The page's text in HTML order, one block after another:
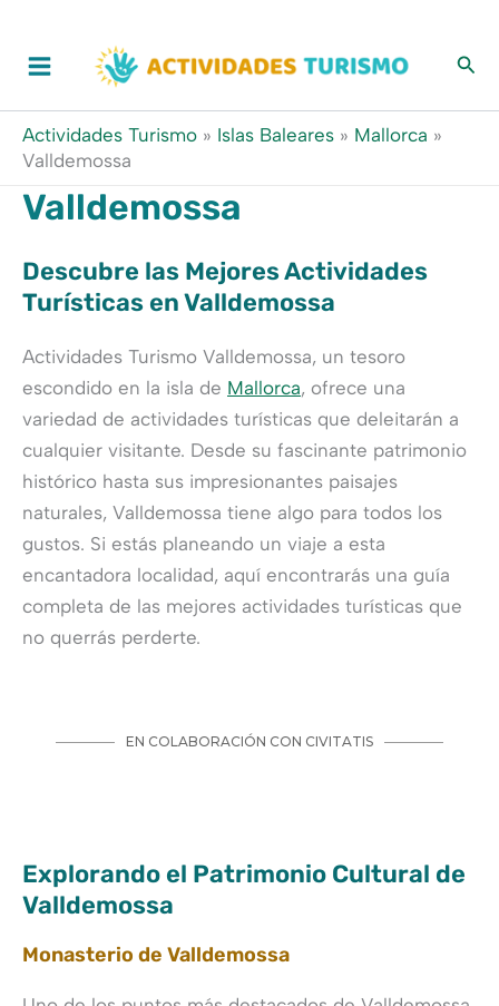
contenido
Actividades Turismo » Islas Baleares » Mallorca »
Valldemossa
Valldemossa
Descubre las Mejores Actividades
Turísticas en Valldemossa
Actividades Turismo Valldemossa, un tesoro
escondido en la isla de Mallorca, ofrece una
variedad de actividades turísticas que deleitarán a
cualquier visitante. Desde su fascinante patrimonio
histórico hasta sus impresionantes paisajes
naturales, Valldemossa tiene algo para todos los
gustos. Si estás planeando un viaje a esta
encantadora localidad, aquí encontrarás una guía
completa de las mejores actividades turísticas que
no querrás perderte.
Explorando el Patrimonio Cultural de
Valldemossa
Monasterio de Valldemossa